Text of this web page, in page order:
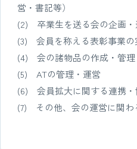
営・書記等）
(2) 卒業生を送る会の企画・
(3) 会員を称える表彰事業の
(4) 会の諸物品の作成・管理
(5) ATの管理・運営
(6) 会員拡大に関する連携・
(7) その他、会の運営に関わ